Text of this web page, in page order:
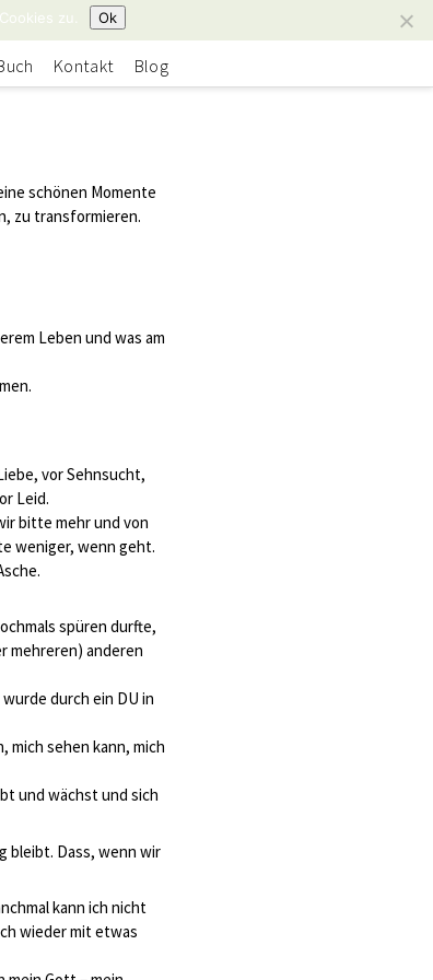
Kontakt Blog
schönen Momente
zu transformieren.
Leben und was am
vor Sehnsucht,
Leid.
bitte mehr und von
weniger, wenn geht.
spüren durfte,
mehreren) anderen
durch ein DU in
mich sehen kann, mich
und wächst und sich
bleibt. Dass, wenn wir
kann ich nicht
wieder mit etwas
zu. Ok